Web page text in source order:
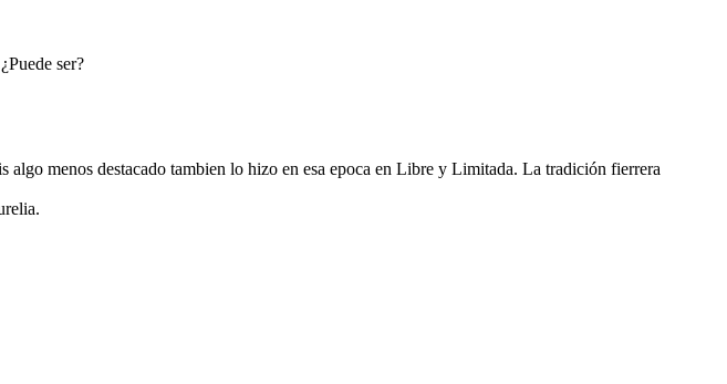
ser?
menos destacado tambien lo hizo en esa epoca en Libre y Limitada. La tradición fierrera